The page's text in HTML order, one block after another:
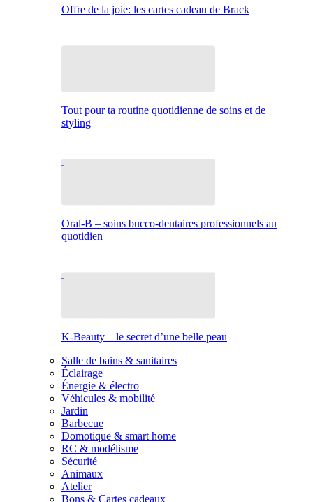
Offre de la joie: les cartes cadeau de Brack
Tout pour ta routine quotidienne de soins et de
styling
Oral-B – soins bucco-dentaires professionnels au
quotidien
K-Beauty – le secret d’une belle peau
Salle de bains & sanitaires
Éclairage
Énergie & électro
Véhicules & mobilité
Jardin
Barbecue
Domotique & smart home
RC & modélisme
Sécurité
Animaux
Atelier
Bons & Cartes cadeaux